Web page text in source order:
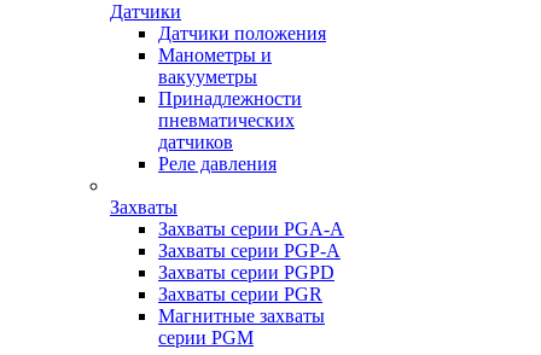
Датчики
Датчики положения
Манометры и
вакууметры
Принадлежности
пневматических
датчиков
Реле давления
Захваты
Захваты серии PGA-A
Захваты серии PGP-A
Захваты серии PGPD
Захваты серии PGR
Магнитные захваты
серии PGM